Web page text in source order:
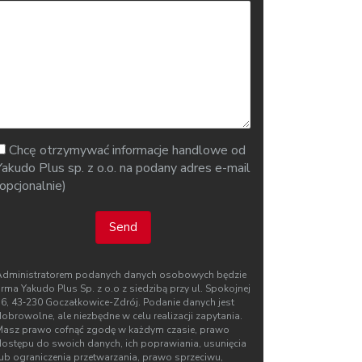
Chcę otrzymywać informacje handlowe od
Plus sp. z o.o. na podany adres e-mail
Send
podanych danych osobowych będzie
Yakudo Plus Sp. z o.o z siedzibą przy ul. Spokojnej
43‑230 Goczałkowice-Zdrój. Podanie danych jest
ale niezbędne w celu realizacji zapytania.
prawo cofnąć zgodę w każdym czasie, prawo
do swoich danych, ich poprawiania, usunięcia
ograniczenia przetwarzania, prawo sprzeciwu,